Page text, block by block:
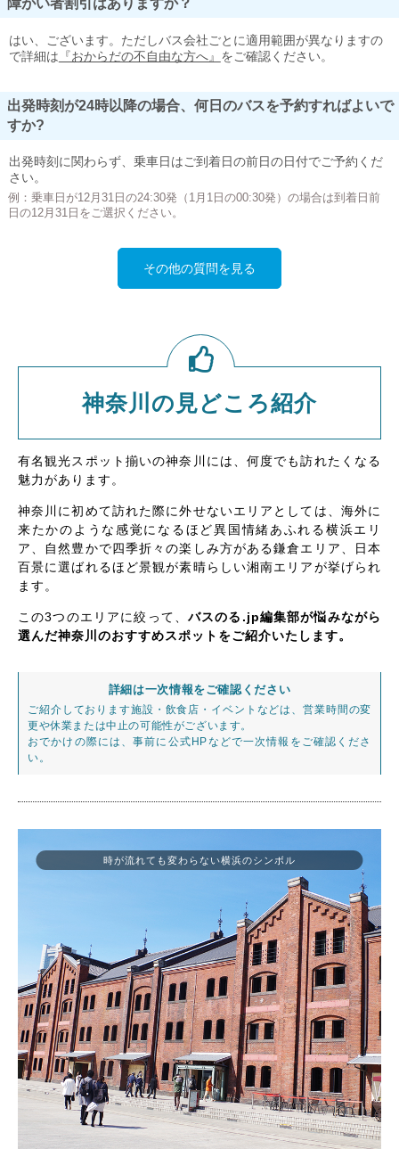
はい、ございます。ただしバス会社ごとに適用範囲が異なりますの
で詳細は 『おからだの不自由な方へ』 をご確認ください。
出発時刻が24時以降の場合、何日のバスを予約すればよいで
すか?
出発時刻に関わらず、乗車日はご到着日の前日の日付でご予約くだ
さい。
例：乗車日が12月31日の24:30発（1月1日の00:30発）の場合は到着日前
日の12月31日をご選択ください。
その他の質問を見る
神奈川の見どころ紹介
有名観光スポット揃いの神奈川には、何度でも訪れたくなる
魅力があります。
神奈川に初めて訪れた際に外せないエリアとしては、海外に
来たかのような感覚になるほど異国情緒あふれる横浜エリ
ア、自然豊かで四季折々の楽しみ方がある鎌倉エリア、日本
百景に選ばれるほど景観が素晴らしい湘南エリアが挙げられ
ます。
この3つのエリアに絞って、 バスのる.jp編集部が悩みながら
選んだ神奈川のおすすめスポットをご紹介いたします。
詳細は一次情報をご確認ください
ご紹介しております施設・飲食店・イベントなどは、営業時間の変
更や休業または中止の可能性がございます。
おでかけの際には、事前に公式HPなどで一次情報をご確認くださ
い。
時が流れても変わらない横浜のシンボル